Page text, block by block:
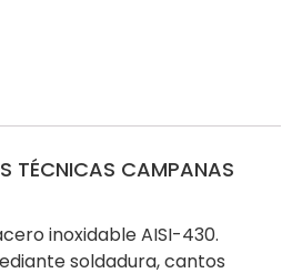
TÉCNICAS CAMPANAS
inoxidable AISI-430.
soldadura, cantos